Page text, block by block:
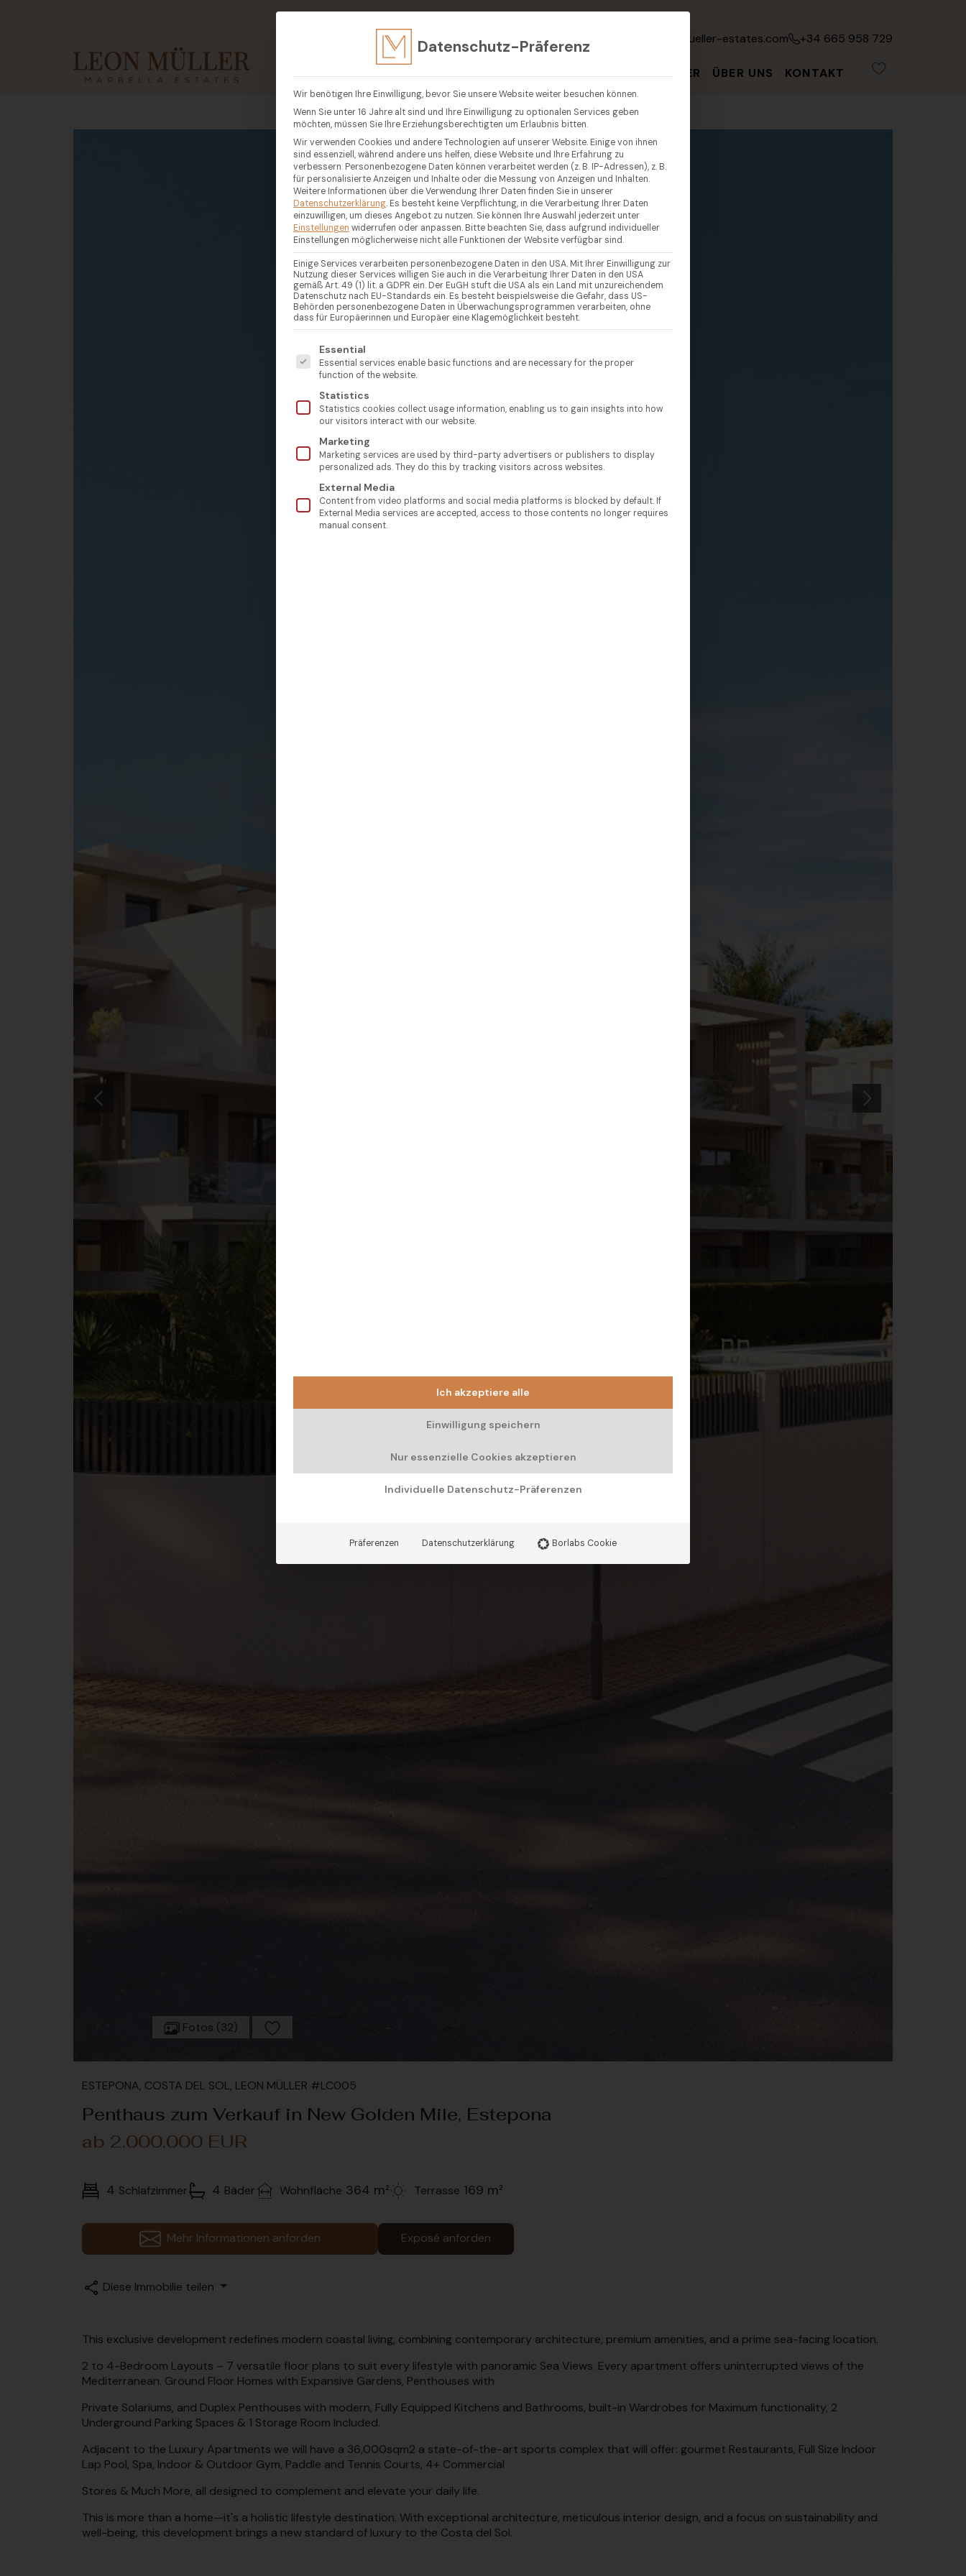
info@leonmueller-estates.com +34 665 958 729
KAUFEN VERKAUFEN LUXUSIMMOBILIEN GEGENDEN RATGEBER ÜBER UNS KONTAKT
Fotos (32)
ESTEPONA, COSTA DEL SOL, LEON MÜLLER #LC005
Penthaus zum Verkauf in New Golden Mile, Estepona
ab 2.000.000 EUR
4 Schlafzimmer 4 Bäder Wohnfläche 364 m² Terrasse 169 m²
Mehr Informationen anforden Exposé anforden
Diese Immobilie teilen
This exclusive development redefines modern coastal living, combining contemporary architecture, premium amenities, and a prime sea-facing location.
2 to 4-Bedroom Layouts – 7 versatile floor plans to suit every lifestyle with panoramic Sea Views. Every apartment offers uninterrupted views of the
Mediterranean. Ground Floor Homes with Expansive Gardens, Penthouses with
Private Solariums, and Duplex Penthouses with modern, Fully Equipped Kitchens and Bathrooms, built-in Wardrobes for Maximum functionality, 2
Underground Parking Spaces & 1 Storage Room Included.
Adjacent to the Luxury Apartments we will have a 36,000sqm2 a state-of-the-art sports complex that will offer: gourmet Restaurants, Full Size Indoor
Lap Pool, Spa, Indoor & Outdoor Gym, Paddle and Tennis Courts, 4+ Commercial
Stores & Much More, all designed to complement and elevate your daily life.
This is more than a home—it's a holistic lifestyle destination. With exceptional architecture, meticulous interior design, and a focus on sustainability and
well-being, this development brings a new standard of luxury to the Costa del Sol.
Datenschutz-Präferenz
Wir benötigen Ihre Einwilligung, bevor Sie unsere Website weiter besuchen können.
Wenn Sie unter 16 Jahre alt sind und Ihre Einwilligung zu optionalen Services geben
möchten, müssen Sie Ihre Erziehungsberechtigten um Erlaubnis bitten.
Wir verwenden Cookies und andere Technologien auf unserer Website. Einige von ihnen
sind essenziell, während andere uns helfen, diese Website und Ihre Erfahrung zu
verbessern. Personenbezogene Daten können verarbeitet werden (z. B. IP-Adressen), z. B.
für personalisierte Anzeigen und Inhalte oder die Messung von Anzeigen und Inhalten.
Weitere Informationen über die Verwendung Ihrer Daten finden Sie in unserer
Datenschutzerklärung. Es besteht keine Verpflichtung, in die Verarbeitung Ihrer Daten
einzuwilligen, um dieses Angebot zu nutzen. Sie können Ihre Auswahl jederzeit unter
Einstellungen widerrufen oder anpassen. Bitte beachten Sie, dass aufgrund individueller
Einstellungen möglicherweise nicht alle Funktionen der Website verfügbar sind.
Einige Services verarbeiten personenbezogene Daten in den USA. Mit Ihrer Einwilligung zur
Nutzung dieser Services willigen Sie auch in die Verarbeitung Ihrer Daten in den USA
gemäß Art. 49 (1) lit. a GDPR ein. Der EuGH stuft die USA als ein Land mit unzureichendem
Datenschutz nach EU-Standards ein. Es besteht beispielsweise die Gefahr, dass US-
Behörden personenbezogene Daten in Überwachungsprogrammen verarbeiten, ohne
dass für Europäerinnen und Europäer eine Klagemöglichkeit besteht.
Es folgt eine Liste der Service-Gruppen, für die eine Einwilligung erteilt werden kann. Die erste Service-Gruppe ist essenziell
Essential
Essential services enable basic functions and are necessary for the proper
function of the website.
Statistics
Statistics cookies collect usage information, enabling us to gain insights into how
our visitors interact with our website.
Marketing
Marketing services are used by third-party advertisers or publishers to display
personalized ads. They do this by tracking visitors across websites.
External Media
Content from video platforms and social media platforms is blocked by default. If
External Media services are accepted, access to those contents no longer requires
manual consent.
Ich akzeptiere alle
Einwilligung speichern
Nur essenzielle Cookies akzeptieren
Individuelle Datenschutz-Präferenzen
Präferenzen Datenschutzerklärung Borlabs Cookie